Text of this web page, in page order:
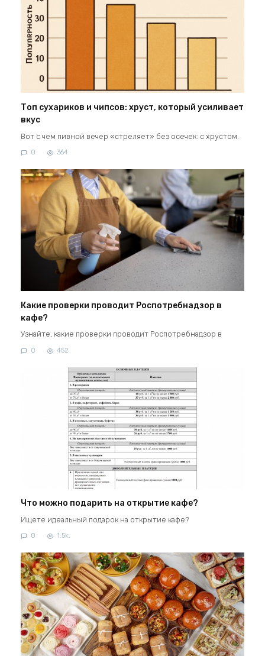
Топ сухариков и чипсов: хруст, который усиливает
вкус
Вот с чем пивной вечер «стреляет» без осечек: с хрустом.
0 364
Какие проверки проводит Роспотребнадзор в
кафе?
Узнайте, какие проверки проводит Роспотребнадзор в
0 452
Что можно подарить на открытие кафе?
Ищете идеальный подарок на открытие кафе?
0 1.5k.